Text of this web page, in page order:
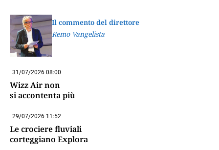
Il commento del direttore
Remo Vangelista
31/07/2026 08:00
Wizz Air non
si accontenta più
29/07/2026 11:52
Le crociere fluviali
corteggiano Explora